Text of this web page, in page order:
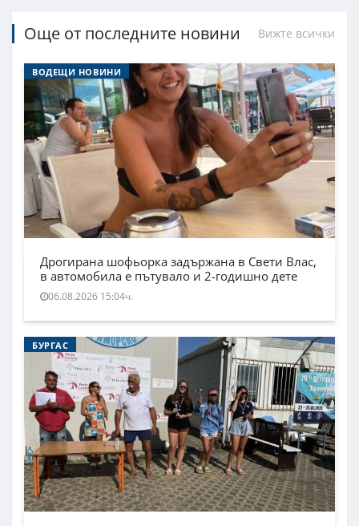
Още от последните новини Вижте всички
ВОДЕЩИ НОВИНИ
Дрогирана шофьорка задържана в Свети Влас,
в автомобила е пътувало и 2-годишно дете
06.08.2026 15:04ч.
БУРГАС